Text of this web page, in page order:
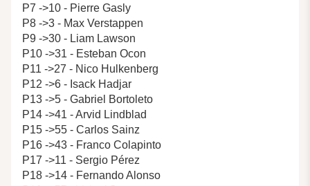
P7 ->10 - Pierre Gasly
P8 ->3 - Max Verstappen
P9 ->30 - Liam Lawson
P10 ->31 - Esteban Ocon
P11 ->27 - Nico Hulkenberg
P12 ->6 - Isack Hadjar
P13 ->5 - Gabriel Bortoleto
P14 ->41 - Arvid Lindblad
P15 ->55 - Carlos Sainz
P16 ->43 - Franco Colapinto
P17 ->11 - Sergio Pérez
P18 ->14 - Fernando Alonso